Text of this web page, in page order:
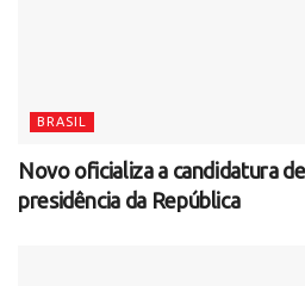
BRASIL
Novo oficializa a candidatura
presidência da República